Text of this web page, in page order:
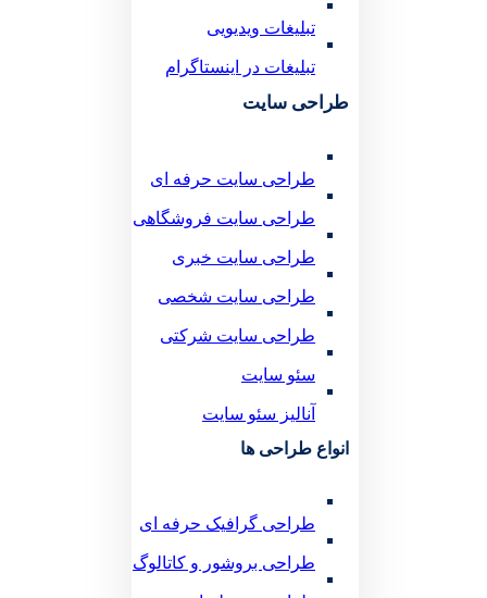
تبلیغات ویدیویی
تبلیغات در اینستاگرام
طراحی سایت
طراحی سایت حرفه ای
طراحی سایت فروشگاهی
طراحی سایت خبری
طراحی سایت شخصی
طراحی سایت شرکتی
سئو سایت
آنالیز سئو سایت
انواع طراحی ها
طراحی گرافیک حرفه ای
طراحی بروشور و کاتالوگ